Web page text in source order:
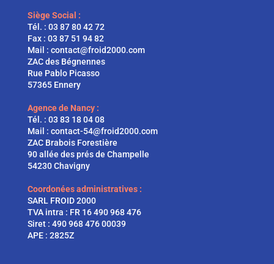
Siège Social :
Tél. : 03 87 80 42 72
Fax : 03 87 51 94 82
Mail : contact@froid2000.com
ZAC des Bégnennes
Rue Pablo Picasso
57365 Ennery
Agence de Nancy :
Tél. : 03 83 18 04 08
Mail : contact-54@froid2000.com
ZAC Brabois Forestière
90 allée des prés de Champelle
54230 Chavigny
Coordonées administratives :
SARL FROID 2000
TVA intra : FR 16 490 968 476
Siret : 490 968 476 00039
APE : 2825Z